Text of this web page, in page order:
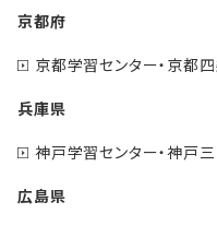
京都府
京都学習センター・京都
兵庫県
神戸学習センター・神戸
広島県